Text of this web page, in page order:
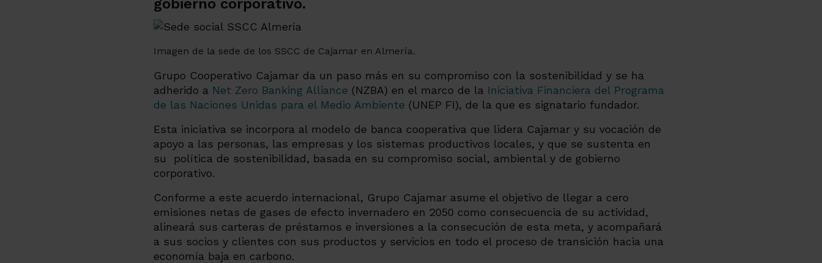
gobierno corporativo.
Imagen de la sede de los SSCC de Cajamar en Almería.
Grupo Cooperativo Cajamar da un paso más en su compromiso con la sostenibilidad y se ha
adherido a Net Zero Banking Alliance (NZBA) en el marco de la Iniciativa Financiera del Programa
de las Naciones Unidas para el Medio Ambiente (UNEP FI), de la que es signatario fundador.
Esta iniciativa se incorpora al modelo de banca cooperativa que lidera Cajamar y su vocación de
apoyo a las personas, las empresas y los sistemas productivos locales, y que se sustenta en
su política de sostenibilidad, basada en su compromiso social, ambiental y de gobierno
corporativo.
Conforme a este acuerdo internacional, Grupo Cajamar asume el objetivo de llegar a cero
emisiones netas de gases de efecto invernadero en 2050 como consecuencia de su actividad,
alineará sus carteras de préstamos e inversiones a la consecución de esta meta, y acompañará
a sus socios y clientes con sus productos y servicios en todo el proceso de transición hacia una
economía baja en carbono.